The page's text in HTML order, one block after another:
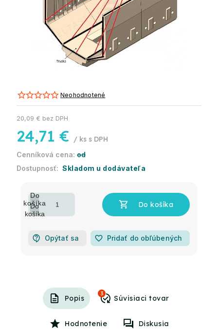
Neohodnotené
od
24,71 € / ks
20,09 € bez DPH
Skladom u dodávateľa
Opýtať sa favorite_border Pridať do obľúbených
Popis
3
Hodnotenie Diskusia